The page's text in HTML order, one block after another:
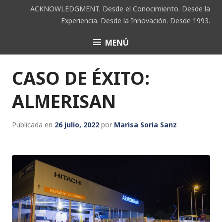
ACKNOWLEDGMENT. Desde el Conocimiento. Desde la
Experiencia. Desde la Innovación. Desde 1993.
ACK MENÚ
CASO DE ÉXITO:
ALMERISAN
Publicada en 26 julio, 2022 por Marisa Soria Sanz